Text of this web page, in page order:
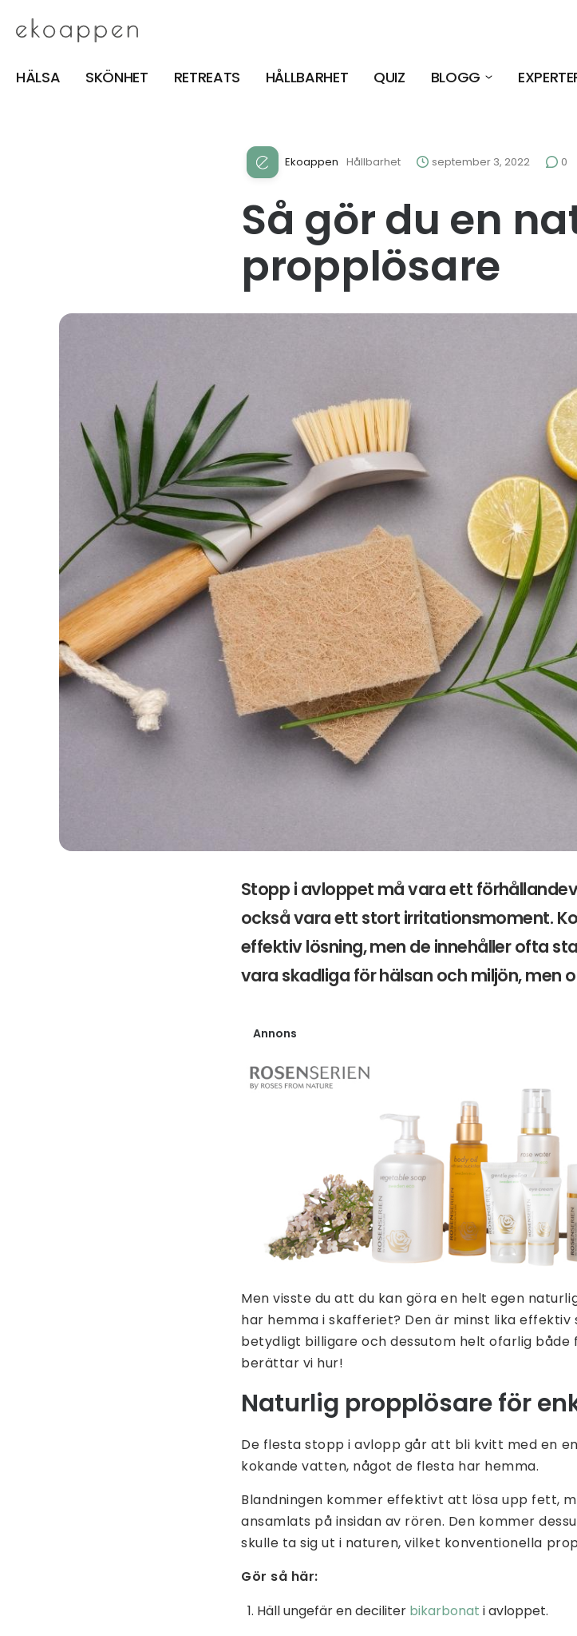
HÄLSA SKÖNHET RETREATS HÅLLBARHET QUIZ BLOGG
Ekoappen Hållbarhet september 3, 2022 0
Så gör du en
propplösare
Stopp i avloppet må vara ett
också vara ett stort irritationsmoment.
effektiv lösning, men de innehåller ofta
vara skadliga för hälsan och miljön, men
Annons
Men visste du att du kan göra en helt egen
har hemma i skafferiet? Den är minst lika
betydligt billigare och dessutom helt ofarlig både
berättar vi hur!
Naturlig propplösare för
De flesta stopp i avlopp går att bli kvitt med en
kokande vatten, något de flesta har hemma.
Blandningen kommer effektivt att lösa upp fett,
ansamlats på insidan av rören. Den kommer
skulle ta sig ut i naturen, vilket konventionella
Gör så här:
Häll ungefär en deciliter bikarbonat i avloppet.